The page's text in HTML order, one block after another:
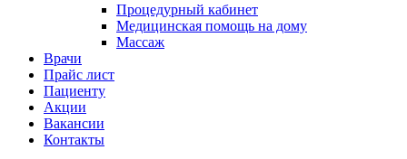
Процедурный кабинет
Медицинская помощь на дому
Массаж
Врачи
Прайс лист
Пациенту
Акции
Вакансии
Контакты